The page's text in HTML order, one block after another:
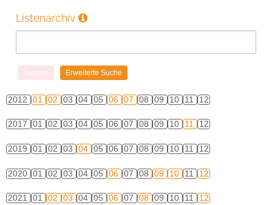
Listenarchiv
2012 01 02 03 04 05 06 07 08 09 10 11 12
2017 01 02 03 04 05 06 07 08 09 10 11 12
2019 01 02 03 04 05 06 07 08 09 10 11 12
2020 01 02 03 04 05 06 07 08 09 10 11 12
2021 01 02 03 04 05 06 07 08 09 10 11 12